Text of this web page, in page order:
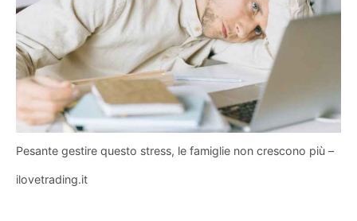
Pesante gestire questo stress, le famiglie non crescono più –
ilovetrading.it